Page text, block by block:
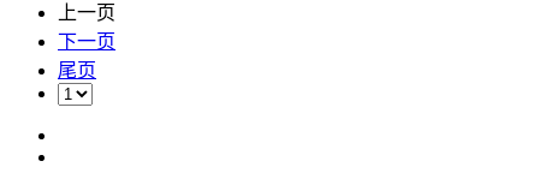
上一页
下一页
尾页